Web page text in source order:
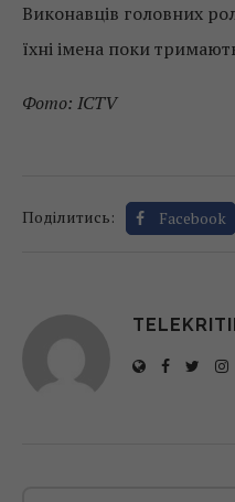
Виконавців головних
їхні імена поки
Фото: ICTV
Поділитись: Facebook